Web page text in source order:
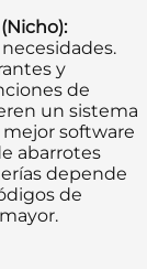
y
de
un sistema
mejor software
abarrotes
depende
de